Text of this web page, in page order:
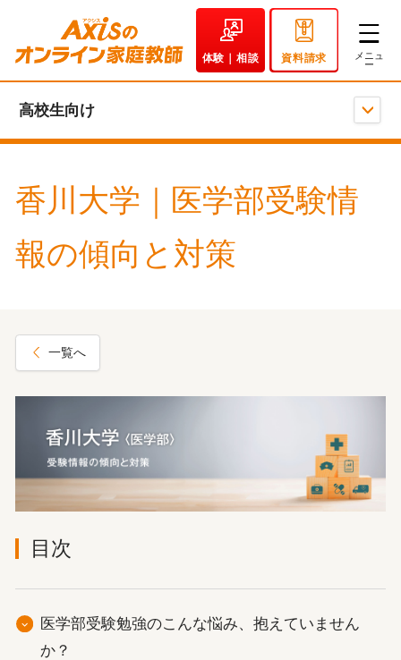
体験｜相談 資料請求
高校生向け
香川大学｜医学部受験情
報の傾向と対策
一覧へ
目次
医学部受験勉強のこんな悩み、抱えていません
か？